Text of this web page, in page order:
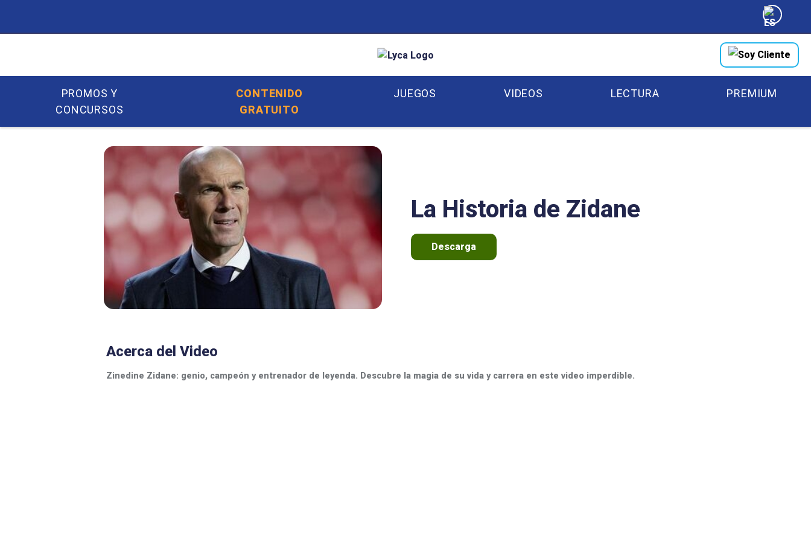
Soy Cliente
PROMOS Y
CONCURSOS
CONTENIDO
GRATUITO
JUEGOS VIDEOS LECTURA PREMIUM
La Historia de Zidane
Descarga
Acerca del Video
Zinedine Zidane: genio, campeón y entrenador de leyenda. Descubre la magia de su vida y carrera en este video imperdible.